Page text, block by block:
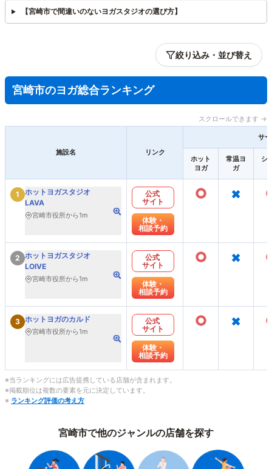
【宮崎市で間違いのないヨガスタジオの選び方】
絞り込み・並び替え
宮崎市のヨガ総合ランキング
スクロールできます →
施設名 リンク
サ
ホット
ヨガ
常温ヨ
ガ
シ
1
ホットヨガスタジオ
LAVA
宮崎市役所から1m
公式
サイト
体験・
相談予約
○ ×
2 ホットヨガスタジオ
LOIVE
宮崎市役所から1m
公式
サイト
体験・
相談予約
○ ×
3 ホットヨガのカルド
宮崎市役所から1m
公式
サイト
体験・
相談予約
○ ×
※当ランキングには広告提携している店舗が含まれます。
※掲載順位は複数の要素を元に決定しています。
※ ランキング評価の考え方
宮崎市で他のジャンルの店舗を探す